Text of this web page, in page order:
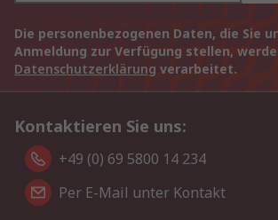
Die personenbezogenen Daten, die Sie
Anmeldung zur Verfügung stellen,
Datenschutzerklärung verarbeitet.
Kontaktieren Sie uns:
+49 (0) 69 5800 14 234
Per E-Mail unter Kontakt